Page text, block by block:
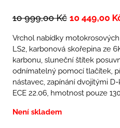
10 999,00Kč 10 449,00
Vrchol nabídky
LS2, karbonová skořepina ze
karbonu, sluneční štítek
odnímatelný pomocí tlačítek,
nástavec, zapínání dvojitými
ECE 22.06, hmotnost pouze
Není skladem